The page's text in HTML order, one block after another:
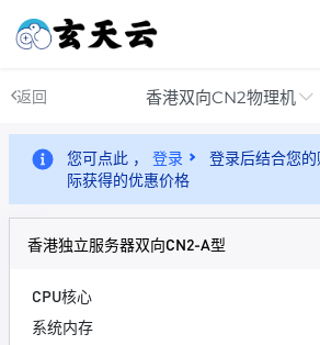
返回 香港双向CN2物理机
您可点此 ， 登录
登录后结合您
际获得的优惠价格
香港独立服务器双向CN2-A型
CPU核心
系统内存